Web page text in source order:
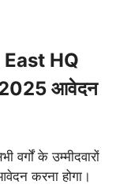
HQ
आवेदन
के उम्मीदवारों
करना होगा।